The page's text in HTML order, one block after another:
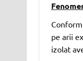
pe arii
izolat